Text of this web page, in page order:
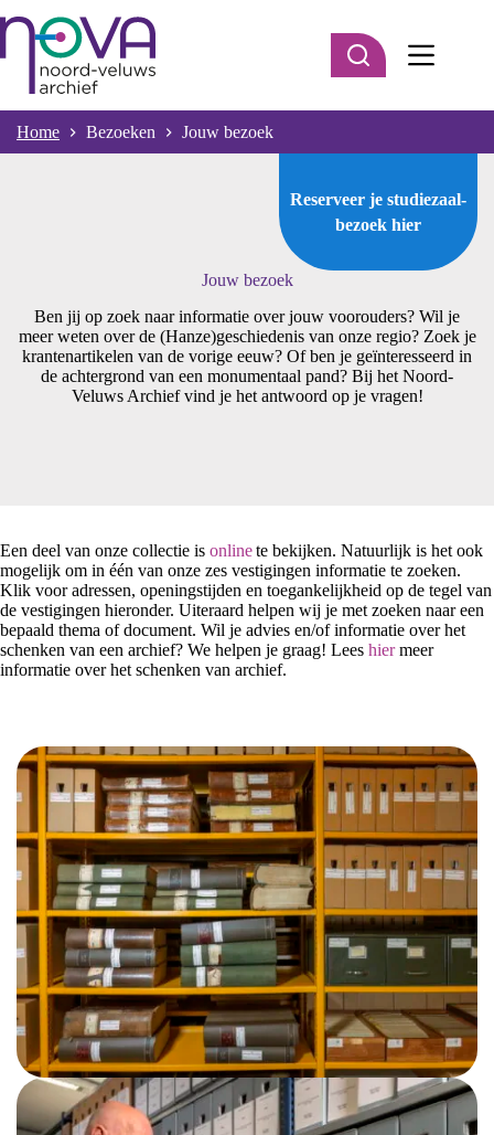
naar
inhoud
Home Bezoeken Jouw bezoek
Reserveer je studiezaal-
bezoek hier
Jouw bezoek
Ben jij op zoek naar informatie over jouw voorouders? Wil je
meer weten over de (Hanze)geschiedenis van onze regio? Zoek je
krantenartikelen van de vorige eeuw? Of ben je geïnteresseerd in
de achtergrond van een monumentaal pand? Bij het Noord-
Veluws Archief vind je het antwoord op je vragen!
Een deel van onze collectie is onlinete bekijken. Natuurlijk is het ook
mogelijk om in één van onze zes vestigingen informatie te zoeken.
Klik voor adressen, openingstijden en toegankelijkheid op de tegel van
de vestigingen hieronder. Uiteraard helpen wij je met zoeken naar een
bepaald thema of document. Wil je advies en/of informatie over het
schenken van een archief? We helpen je graag! Lees hiermeer
informatie over het schenken van archief.